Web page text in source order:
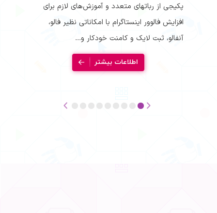
پکیجی از رباتهای متعدد و آموزش‌های لازم برای
افزایش فالوور اینستاگرام با امکاناتی نظیر فالو،
آنفالو، ثبت لایک و کامنت خودکار و...
اطلاعات بیشتر